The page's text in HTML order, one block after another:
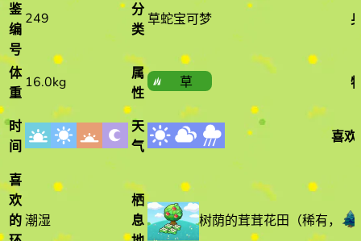
鉴
编
号
249
分
类
草蛇宝可梦
体
重
16.0kg
属
性
草
时
间
天
气
喜欢
喜
欢
的潮湿
栖
息
树荫的茸茸花田 （稀有，